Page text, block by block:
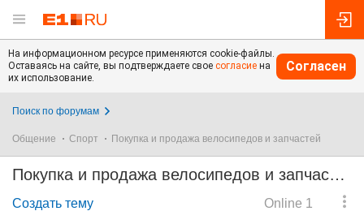
На информационном ресурсе применяются cookie-файлы.
Оставаясь на сайте, вы подтверждаете свое согласие на
их использование.
Согласен
Поиск по форумам
Общение Спорт Покупка и продажа велосипедов и запчастей
Покупка и продажа велосипедов и запчастей
Online 1
Создать тему